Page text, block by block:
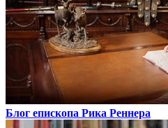
Блог епископа Рика Реннера